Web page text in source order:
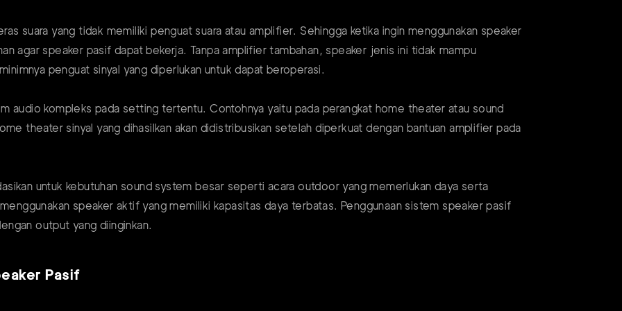
suara yang tidak memiliki penguat suara atau amplifier. Sehingga ketika ingin menggunakan speaker
agar speaker pasif dapat bekerja. Tanpa amplifier tambahan, speaker jenis ini tidak mampu
penguat sinyal yang diperlukan untuk dapat beroperasi.
audio kompleks pada setting tertentu. Contohnya yaitu pada perangkat home theater atau sound
theater sinyal yang dihasilkan akan didistribusikan setelah diperkuat dengan bantuan amplifier pada
untuk kebutuhan sound system besar seperti acara outdoor yang memerlukan daya serta
speaker aktif yang memiliki kapasitas daya terbatas. Penggunaan sistem speaker pasif
output yang diinginkan.
Pasif